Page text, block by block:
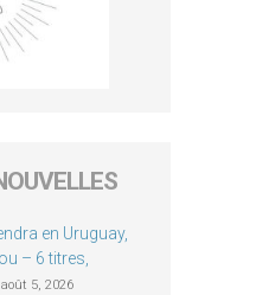
en Uruguay,
– 6 titres,
août 5, 2026